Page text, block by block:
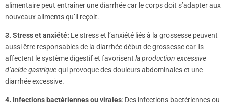
alimentaire peut entraîner une diarrhée car le corps doit s’adapter aux
nouveaux aliments qu’il reçoit.
3. Stress et anxiété: Le stress et l’anxiété liés à la grossesse peuvent
aussi être responsables de la diarrhée début de grossesse car ils
affectent le système digestif et favorisent la production excessive
d’acide gastrique qui provoque des douleurs abdominales et une
diarrhée excessive.
4. Infections bactériennes ou virales: Des infections bactériennes ou